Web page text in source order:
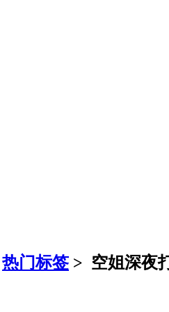
热门标签 > 空姐深夜